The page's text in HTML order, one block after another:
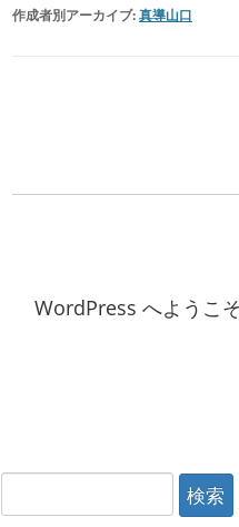
作成者別アーカイブ:真導山口
WordPress へようこ
索: